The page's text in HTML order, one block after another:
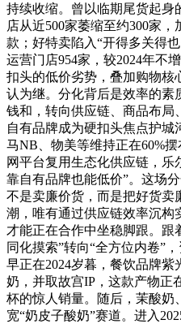
持续收缩。曾以临期尾货起身
店从近500家萎缩至约300家
款；好特卖陷入“开得多关得
运营门店954家，较2024年不
扣头的低价劣势，叠加购物核
认为继。分化背后是效率的素
钱和，转向供应链、商品布局
自有品牌成为硬扣头焦点护
马NB、物美等维持正在60%
网平台复用生态化供应链，乐
靠自有品牌也能低价”。这场
不是卖廉价货，而是把好货卖
潮，唯有通过供应链效率沉构
才能正在合作中坐稳脚跟。跟
同化摸索”转向“全方位内卷”
早正在2024岁暮，餐饮品牌
奶，并取故宫IP，这款产物正
杯的惊人销量。随后，茉酸奶
宽“奶皮子酸奶”赛道。进入